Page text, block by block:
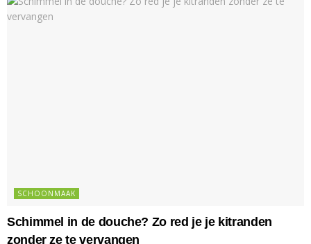
SCHOONMAAK
Schimmel in de douche? Zo red je je kitranden
zonder ze te vervangen